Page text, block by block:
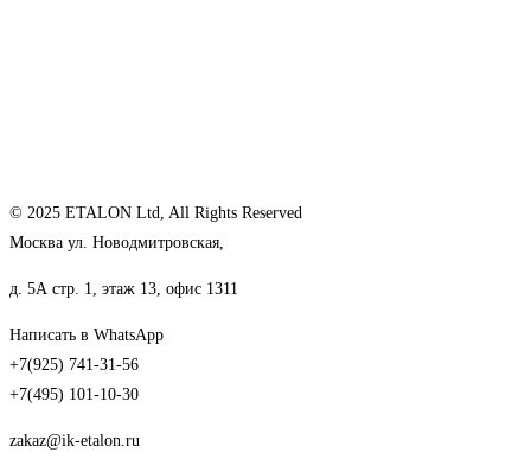
© 2025 ETALON Ltd, All Rights Reserved
Москва ул. Новодмитровская,
д. 5А стр. 1, этаж 13, офис 1311
Написать в WhatsApp
+7(925) 741-31-56
+7(495) 101-10-30
zakaz@ik-etalon.ru